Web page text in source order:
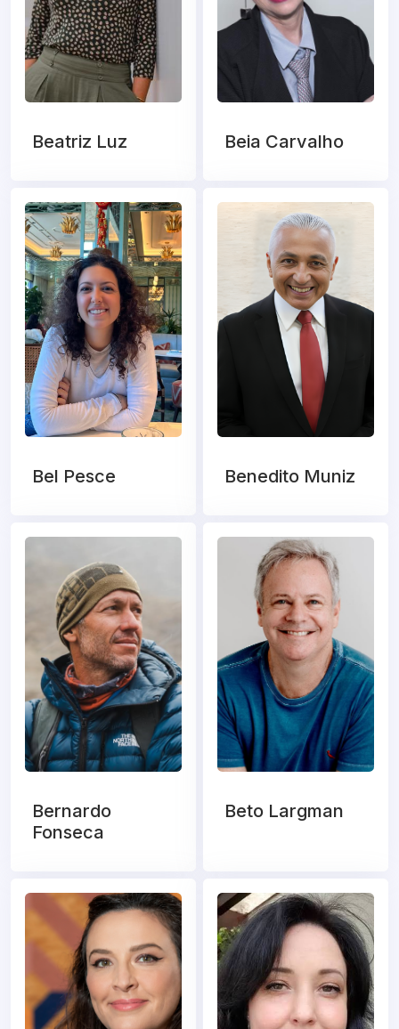
Beatriz Luz Beia Carvalho
Bel Pesce Benedito Muniz
Bernardo
Fonseca
Beto Largman